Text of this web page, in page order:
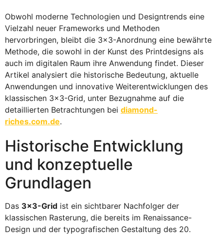
Obwohl moderne Technologien und Designtrends eine
Vielzahl neuer Frameworks und Methoden
hervorbringen, bleibt die 3×3-Anordnung eine bewährte
Methode, die sowohl in der Kunst des Printdesigns als
auch im digitalen Raum ihre Anwendung findet. Dieser
Artikel analysiert die historische Bedeutung, aktuelle
Anwendungen und innovative Weiterentwicklungen des
klassischen 3×3-Grid, unter Bezugnahme auf die
detaillierten Betrachtungen bei diamond-
riches.com.de.
Historische Entwicklung
und konzeptuelle
Grundlagen
Das 3×3-Grid ist ein sichtbarer Nachfolger der
klassischen Rasterung, die bereits im Renaissance-
Design und der typografischen Gestaltung des 20.